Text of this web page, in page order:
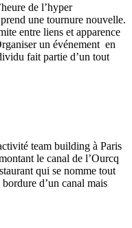
de l’hyper
une tournure nouvelle.
entre liens et apparence
un événement en
fait partie d’un tout
team building à Paris
le canal de l’Ourcq
qui se nomme tout
d’un canal mais